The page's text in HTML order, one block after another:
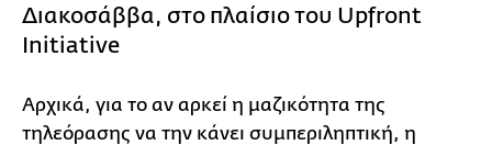
Διακοσάββα, στο πλαίσιο του Upfront
Initiative
Αρχικά, για το αν αρκεί η μαζικότητα της
τηλεόρασης να την κάνει συμπεριληπτική, η